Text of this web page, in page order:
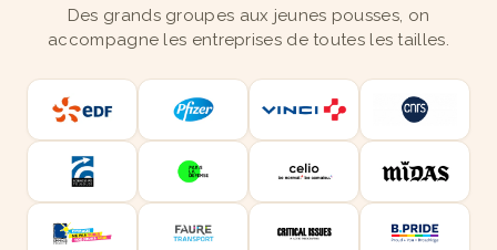
Des grands groupes aux jeunes pousses, on
accompagne les entreprises de toutes les tailles.